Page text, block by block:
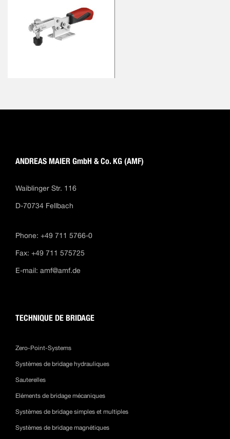
ANDREAS MAIER GmbH & Co. KG (AMF)
Waiblinger Str. 116
D-70734 Fellbach
Phone: +49 711 5766-0
Fax: +49 711 575725
E-mail: amf@amf.de
TECHNIQUE DE BRIDAGE
Zero-Point-Systems
Systèmes de bridage hydrauliques
Sauterelles
Eléments de bridage mécaniques
Systèmes de bridage simples et multiples
Systèmes de bridage magnétiques